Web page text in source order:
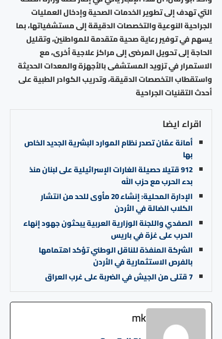
التي تهدف إلى تطوير الخدمات الصحية وإدخال العمليات
الجراحية النوعية والتخصصات الدقيقة إلى مستشفياتها، بما
يسهم في توفير رعاية صحية متقدمة للمواطنين، وتقليل
الحاجة إلى تحويل المرضى إلى مراكز علاجية أخرى، مع
الاستمرار في تزويد المستشفى بالأجهزة والمعدات الحديثة
واستقطاب التخصصات الدقيقة، وتدريب الكوادر الطبية على
أحدث التقنيات الجراحية
اقراء ايضا
أمانة عمّان تصدر نظام الموارد البشرية الجديد الخاص
بها
912 قتيلا حصيلة الغارات الإسرائيلية على لبنان منذ
بدء الحرب مع حزب الله
الإدارة المحلية: إنشاء 20 مأوى للحد من انتشار
الكلاب الضالة في الأردن
الصفدي واللجنة الوزارية العربية يبحثون جهود إنهاء
الحرب على غزة في باريس
الشركة المنفذة للناقل الوطني تؤكد اهتمامها
بالفرص الاستثمارية في الأردن
7 قتلى من الجيش في الضربة على غرب العراق
mk